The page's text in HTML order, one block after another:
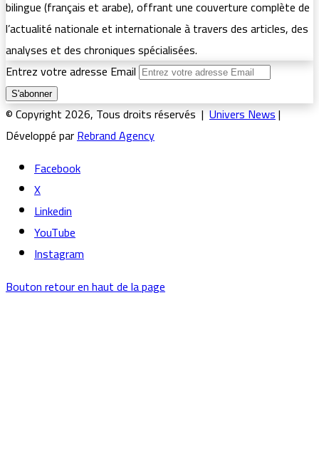
bilingue (français et arabe), offrant une couverture complète de
l’actualité nationale et internationale à travers des articles, des
analyses et des chroniques spécialisées.
Entrez votre adresse Email
© Copyright 2026, Tous droits réservés |Univers News|
Développé parRebrand Agency
Facebook
X
Linkedin
YouTube
Instagram
Bouton retour en haut de la page